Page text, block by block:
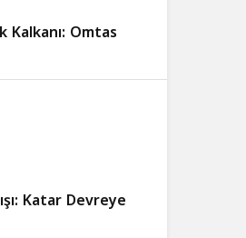
Omtas
Katar Devreye